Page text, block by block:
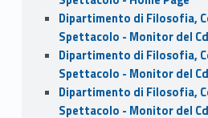
Dipartimento di Filosofia,
Spettacolo - Monitor del
Dipartimento di Filosofia,
Spettacolo - Monitor del
Dipartimento di Filosofia,
Spettacolo - Monitor del